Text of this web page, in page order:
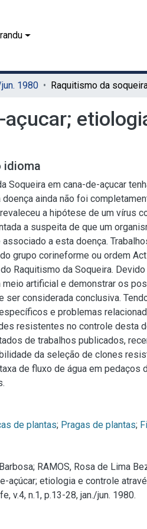
jun. 1980
idioma
Soqueira em cana-de-açucar
ainda não foi
a hipótese de um vírus
a suspeita de que um
a esta doença.
grupo corineforme ou ordem
Raquitismo da Soqueira.
artificial e demonstrar os
ser considerada conclusiva.
e problemas
resistentes no controle desta
de trabalhos publicados,
da seleção de clones
de fluxo de água em pedaços
de plantas; Pragas de plantas;
RAMOS, Rosa de Lima
açúcar; etiologia e controle
v.4, n.1, p.13-28, jan./jun. 1980.